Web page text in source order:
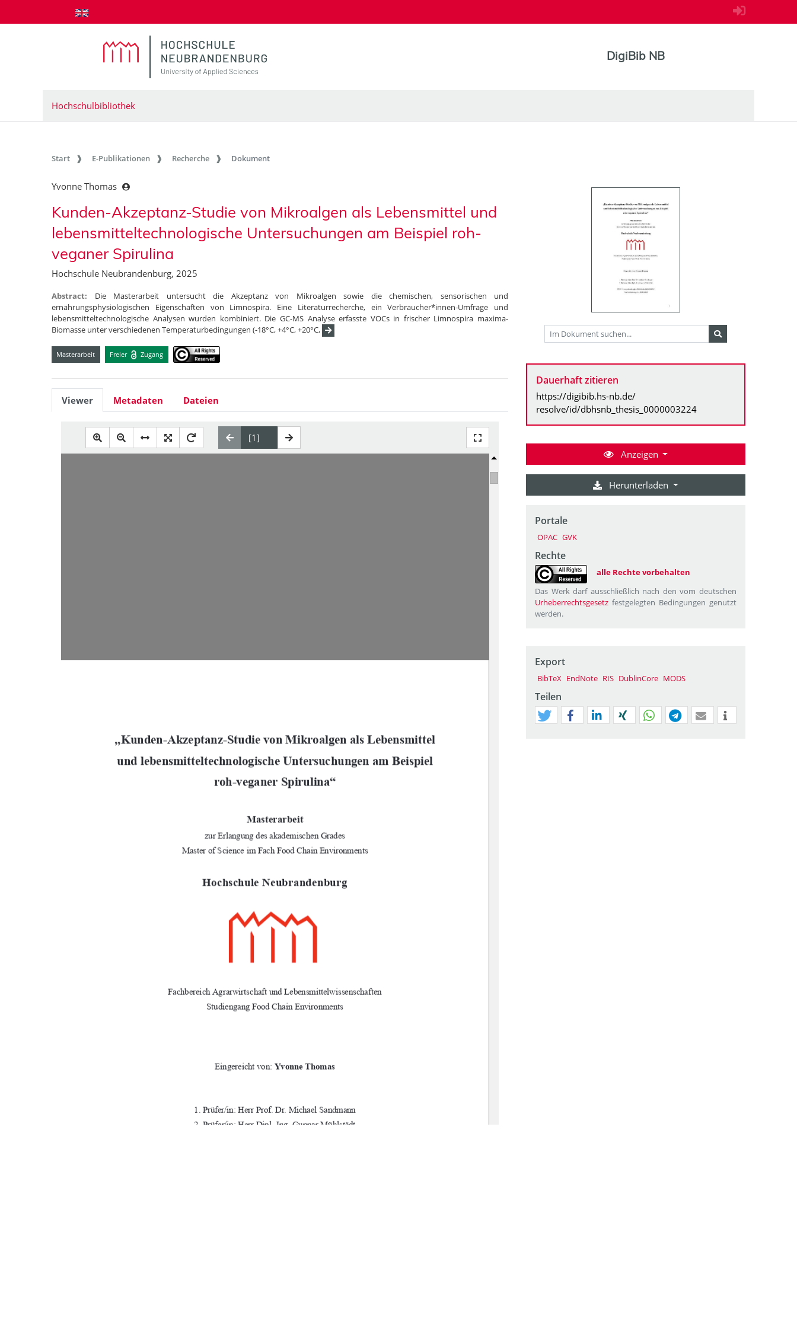
zum Inhalt springen
DigiBib NB
Hochschulbibliothek
Start E-Publikationen Recherche Dokument
Yvonne Thomas
Kunden-Akzeptanz-Studie von Mikroalgen als Lebensmittel und
lebensmitteltechnologische Untersuchungen am Beispiel roh-
veganer Spirulina
Hochschule Neubrandenburg, 2025
Abstract: Die Masterarbeit untersucht die Akzeptanz von Mikroalgen sowie die chemischen, sensorischen und
ernährungsphysiologischen Eigenschaften von Limnospira. Eine Literaturrecherche, ein Verbraucher*innen-Umfrage und
lebensmitteltechnologische Analysen wurden kombiniert. Die GC-MS Analyse erfasste VOCs in frischer Limnospira maxima-
Biomasse unter verschiedenen Temperaturbedingungen (-18°C, +4°C, +20°C,
Masterarbeit Freier Zugang
Viewer Metadaten Dateien
„Kunden-Akzeptanz-Studie von Mikroalgen als Lebensmittel
und lebensmitteltechnologische Untersuchungen am Beispiel
roh-veganer Spirulina“
Masterarbeit
zur Erlangung des akademischen Grades
Master of Science im Fach Food Chain Environments
Hochschule Neubrandenburg
Fachbereich Agrarwirtschaft und Lebensmittelwissenschaften
Studiengang Food Chain Environments
Eingereicht von: Yvonne Thomas
1. Prüfer/in: Herr Prof. Dr. Michael Sandmann
2. Prüfer/in: Herr Dipl.-Ing. Gunnar Mühlstädt
Dauerhaft zitieren
https://digibib.hs-nb.de/
resolve/id/dbhsnb_thesis_0000003224
Anzeigen
Herunterladen
Portale
OPAC GVK
Rechte
alle Rechte vorbehalten
Das Werk darf ausschließlich nach den vom deutschen
Urheberrechtsgesetz festgelegten Bedingungen genutzt
werden.
Export
BibTeX EndNote RIS DublinCore MODS
Teilen